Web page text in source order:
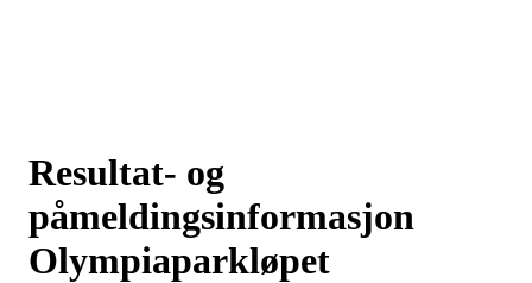
Resultat- og
påmeldingsinformasjon
Olympiaparkløpet